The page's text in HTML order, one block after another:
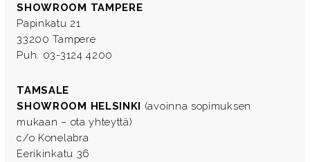
SHOWROOM TAMPERE
Papinkatu 21
33200 Tampere
Puh. 03-3124 4200
TAMSALE
SHOWROOM HELSINKI (avoinna sopimuksen
mukaan – ota yhteyttä)
c/o Konelabra
Eerikinkatu 36